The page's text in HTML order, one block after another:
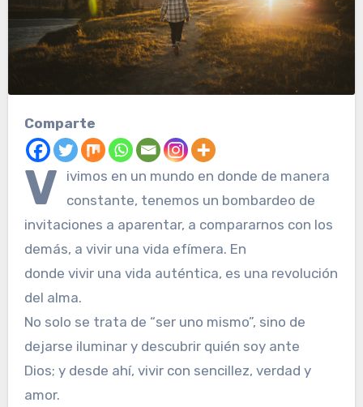
Comparte
V
ivimos en un mundo en donde de manera
constante, tenemos un bombardeo de
invitaciones a aparentar, a compararnos con los
demás, a vivir una vida efímera. En
donde vivir una vida auténtica, es una revolución
del alma.
No solo se trata de “ser uno mismo”, sino de
dejarse iluminar y descubrir quién soy ante
Dios; y desde ahí, vivir con sencillez, verdad y
amor.